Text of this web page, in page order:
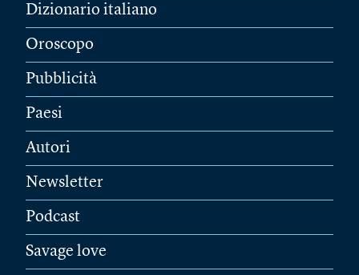
Dizionario italiano
Oroscopo
Pubblicità
Paesi
Autori
Newsletter
Podcast
Savage love